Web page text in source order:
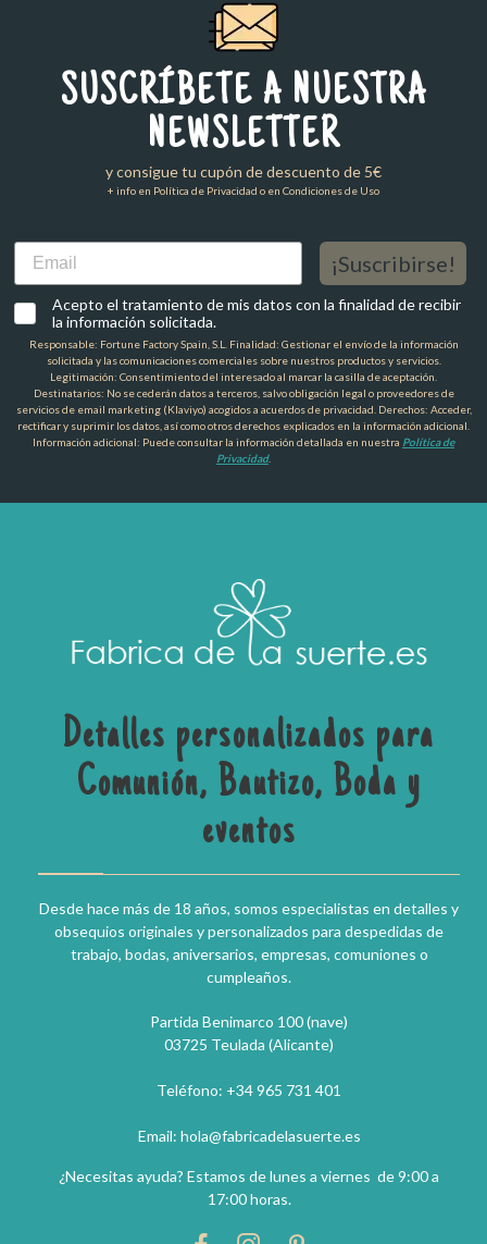
SUSCRÍBETE A NUESTRA
NEWSLETTER
y consigue tu cupón de descuento de 5€
+ info en Política de Privacidad o en Condiciones de Uso
Email
¡Suscribirse!
Acepto el tratamiento de mis datos con la finalidad de recibir
la información solicitada.
Responsable: Fortune Factory Spain, S.L. Finalidad: Gestionar el envío de la información
solicitada y las comunicaciones comerciales sobre nuestros productos y servicios.
Legitimación: Consentimiento del interesado al marcar la casilla de aceptación.
Destinatarios: No se cederán datos a terceros, salvo obligación legal o proveedores de
servicios de email marketing (Klaviyo) acogidos a acuerdos de privacidad. Derechos: Acceder,
rectificar y suprimir los datos, así como otros derechos explicados en la información adicional.
Información adicional: Puede consultar la información detallada en nuestra Política de
Privacidad.
Detalles personalizados para
Comunión, Bautizo, Boda y
eventos
Desde hace más de 18 años, somos especialistas en detalles y
obsequios originales y personalizados para despedidas de
trabajo, bodas, aniversarios, empresas, comuniones o
cumpleaños.
Partida Benimarco 100 (nave)
03725 Teulada (Alicante)
Teléfono: +34 965 731 401
Email: hola@fabricadelasuerte.es
¿Necesitas ayuda? Estamos de lunes a viernes de 9:00 a
17:00 horas.